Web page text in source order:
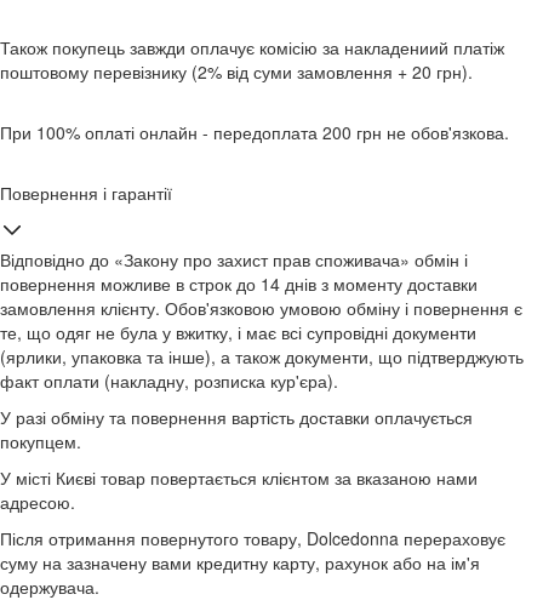
Також покупець завжди оплачує комісію за накладениий платіж
поштовому перевізнику (2% від суми замовлення + 20 грн).
При 100% оплаті онлайн - передоплата 200 грн не обов'язкова.
Повернення і гарантії
Відповідно до «Закону про захист прав споживача» обмін і
повернення можливе в строк до 14 днів з моменту доставки
замовлення клієнту. Обов'язковою умовою обміну і повернення є
те, що одяг не була у вжитку, і має всі супровідні документи
(ярлики, упаковка та інше), а також документи, що підтверджують
факт оплати (накладну, розписка кур'єра).
У разі обміну та повернення вартість доставки оплачується
покупцем.
У місті Києві товар повертається клієнтом за вказаною нами
адресою.
Після отримання повернутого товару, Dolcedonna перераховує
суму на зазначену вами кредитну карту, рахунок або на ім'я
одержувача.